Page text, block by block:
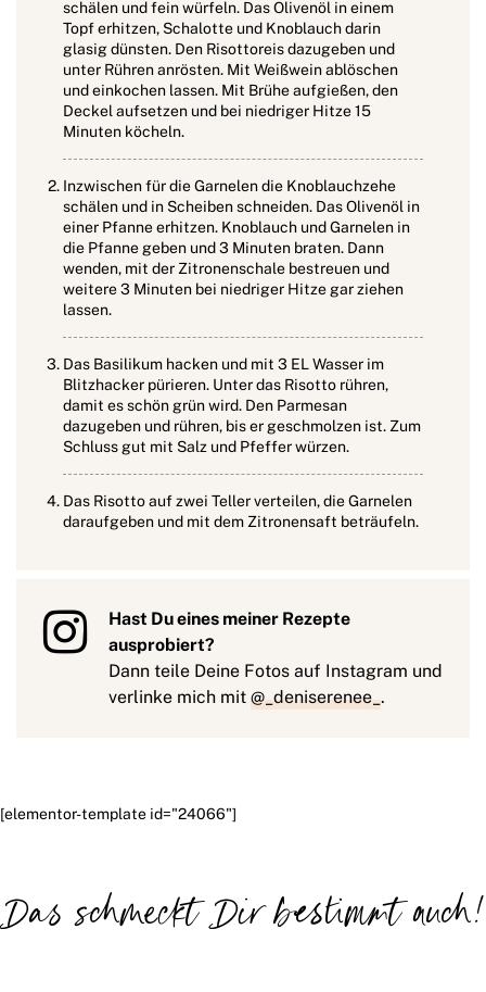
schälen und fein würfeln. Das Olivenöl in einem
Topf erhitzen, Schalotte und Knoblauch darin
glasig dünsten. Den Risottoreis dazugeben und
unter Rühren anrösten. Mit Weißwein ablöschen
und einkochen lassen. Mit Brühe aufgießen, den
Deckel aufsetzen und bei niedriger Hitze 15
Minuten köcheln.
Inzwischen für die Garnelen die Knoblauchzehe
schälen und in Scheiben schneiden. Das Olivenöl in
einer Pfanne erhitzen. Knoblauch und Garnelen in
die Pfanne geben und 3 Minuten braten. Dann
wenden, mit der Zitronenschale bestreuen und
weitere 3 Minuten bei niedriger Hitze gar ziehen
lassen.
Das Basilikum hacken und mit 3 EL Wasser im
Blitzhacker pürieren. Unter das Risotto rühren,
damit es schön grün wird. Den Parmesan
dazugeben und rühren, bis er geschmolzen ist. Zum
Schluss gut mit Salz und Pfeffer würzen.
Das Risotto auf zwei Teller verteilen, die Garnelen
daraufgeben und mit dem Zitronensaft beträufeln.
Hast Du eines meiner Rezepte
ausprobiert?
Dann teile Deine Fotos auf Instagram und
verlinke mich mit @_deniserenee_.
[elementor-template id="24066"]
Das schmeckt Dir bestimmt auch!